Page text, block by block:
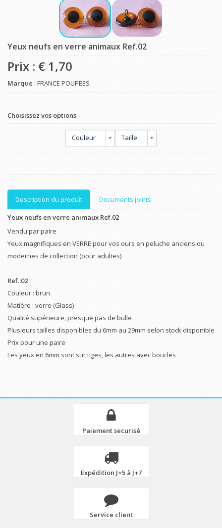
Yeux neufs en verre animaux Ref.02
Prix : € 1,70
Marque : FRANCE POUPEES
Choisissez vos options
Couleur Taille
Description du produit
Documents joints
Yeux neufs en verre animaux Ref.02
Vendu par paire
Yeux magnifiques en VERRE pour vos ours en peluche anciens ou
modernes de collection (pour adultes)
Ref.:02
Couleur : brun
Matière : verre (Glass)
Qualité supérieure, presque pas de bulle
Plusieurs tailles disponibles du 6mm au 29mm selon stock disponible
Prix pour une paire
Les yeux en 6mm sont sur tiges, les autres avec boucles
Paiement securisé
Expédition J+5 à J+7
Service client